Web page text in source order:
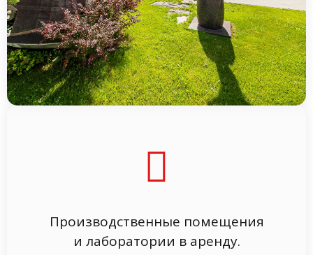
Производственные помещения
и лаборатории в аренду.